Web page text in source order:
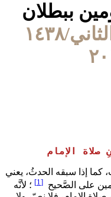
ببطلان
٢٦/ربيع الثاني/١٤٣٨
صلاة الإمام
كما إذا سبقه الحدثُ، يعني
على الصَّحيح [1]
؛ لأنَّه